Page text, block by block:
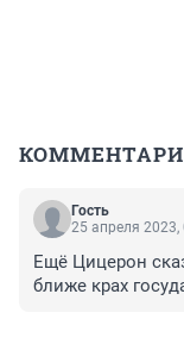
Гость
25 апреля 2023,
Ещё Цицерон
ближе крах